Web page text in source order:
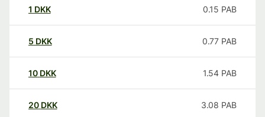
1 DKK 0.15 PAB
5 DKK 0.77 PAB
10 DKK 1.54 PAB
20 DKK 3.08 PAB